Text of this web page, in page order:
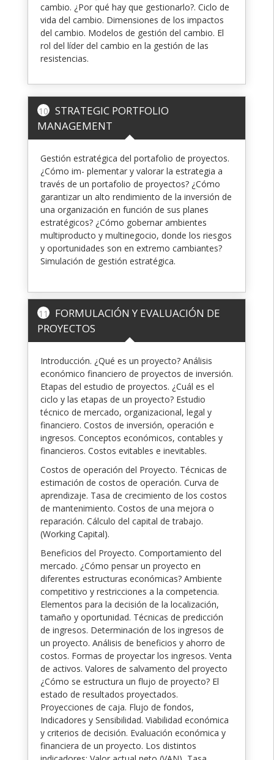
cambio. ¿Por qué hay que gestionarlo?. Ciclo de
vida del cambio. Dimensiones de los impactos
del cambio. Modelos de gestión del cambio. El
rol del líder del cambio en la gestión de las
resistencias.
10 STRATEGIC PORTFOLIO
MANAGEMENT
Gestión estratégica del portafolio de proyectos.
¿Cómo im- plementar y valorar la estrategia a
través de un portafolio de proyectos? ¿Cómo
garantizar un alto rendimiento de la inversión de
una organización en función de sus planes
estratégicos? ¿Cómo gobernar ambientes
multiproducto y multinegocio, donde los riesgos
y oportunidades son en extremo cambiantes?
Simulación de gestión estratégica.
11
FORMULACIÓN Y EVALUACIÓN DE
PROYECTOS
Introducción. ¿Qué es un proyecto? Análisis
económico financiero de proyectos de inversión.
Etapas del estudio de proyectos. ¿Cuál es el
ciclo y las etapas de un proyecto? Estudio
técnico de mercado, organizacional, legal y
financiero. Costos de inversión, operación e
ingresos. Conceptos económicos, contables y
financieros. Costos evitables e inevitables.
Costos de operación del Proyecto. Técnicas de
estimación de costos de operación. Curva de
aprendizaje. Tasa de crecimiento de los costos
de mantenimiento. Costos de una mejora o
reparación. Cálculo del capital de trabajo.
(Working Capital).
Beneficios del Proyecto. Comportamiento del
mercado. ¿Cómo pensar un proyecto en
diferentes estructuras económicas? Ambiente
competitivo y restricciones a la competencia.
Elementos para la decisión de la localización,
tamaño y oportunidad. Técnicas de predicción
de ingresos. Determinación de los ingresos de
un proyecto. Análisis de beneficios y ahorro de
costos. Formas de proyectar los ingresos. Venta
de activos. Valores de salvamento del proyecto
¿Cómo se estructura un flujo de proyecto? El
estado de resultados proyectados.
Proyecciones de caja. Flujo de fondos,
Indicadores y Sensibilidad. Viabilidad económica
y criterios de decisión. Evaluación económica y
financiera de un proyecto. Los distintos